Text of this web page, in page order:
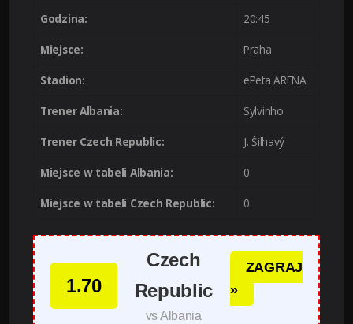
Godzina: 20:45
Miejsce: Praha
Stadion: ePeta ARENA
Trener Albania: Sylvinho
Trener Czech Republic: J. Šilhavý
Miejsce w tabeli Albania: 0
Miejsce w tabeli Czech Republic: 0
1.70
Czech
Republic
vs Albania
ZAGRAJ
»